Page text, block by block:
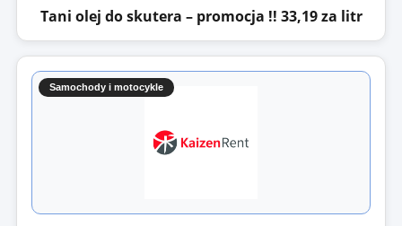
Tani olej do skutera – promocja !! 33,19 za litr
Samochody i motocykle